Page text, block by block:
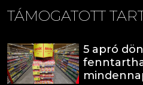
TÁMOGATOTT
5 apró